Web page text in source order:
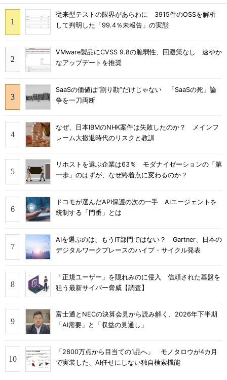
従来型テストの限界があらわに 3915件のOSSを解析
して判明した「99.4％未報告」の実態
VMware製品にCVSS 9.8の脆弱性、回避策なし 速やか
なアップデートを推奨
SaaSの価値は“割り勘”だけじゃない 「SaaSの死」論
争を一刀両断
なぜ、日本IBMのNHK案件は失敗したのか？ メインフ
レーム大撤退時代のリスクと教訓
リホストを選ぶ企業は63％ モダナイゼーションの「第
一歩」のはずが、なぜ終着点に変わるのか？
ドコモが選んだAPI保護の次の一手 AIエージェントを
統制する「門番」とは
AIを選ぶのは、もうIT部門ではない？ Gartner、日本の
デジタルワークプレースのハイプ・サイクル発表
「正規ユーザー」を隠れみのに侵入 信頼された基盤を
狙う最新サイバー脅威【調査】
富士通とNECの決算会見から読み解く、2026年下半期
「AI需要」と「収益の見通し」
「2800万点から目当ての1品へ」 モノタロウが4カ月
で実装した、AI任せにしない独自検索機能